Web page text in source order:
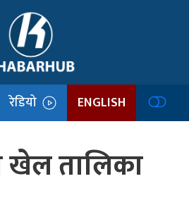
रेडियो ENGLISH
खेल तालिका